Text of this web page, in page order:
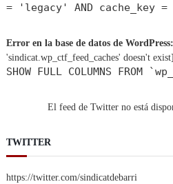
= 'legacy' AND cache_key
Error en la base de datos de WordPress:
'sindicat.wp_ctf_feed_caches' doesn't exist]
SHOW FULL COLUMNS FROM
El feed de Twitter no está
TWITTER
https://twitter.com/sindicatdebarri